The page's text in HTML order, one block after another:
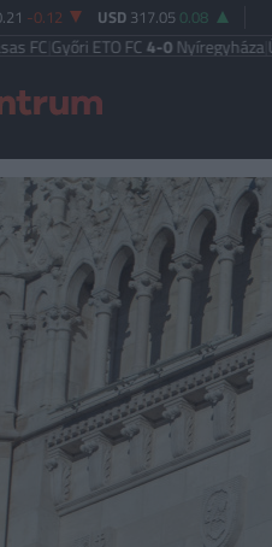
-0.12 USD 317.05 0.08
ETO FC4-0Nyíregyháza|Újpest